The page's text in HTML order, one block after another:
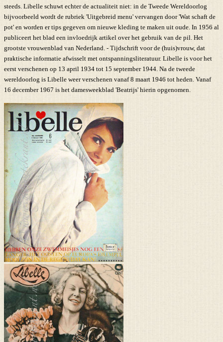
steeds. Libelle schuwt echter de actualiteit niet: in de Tweede Wereldoorlog
bijvoorbeeld wordt de rubriek 'Uitgebreid menu' vervangen door 'Wat schaft de
pot' en worden er tips gegeven om nieuwe kleding te maken uit oude. In 1956 al
publiceert het blad een invloedrijk artikel over het gebruik van de pil. Het
grootste vrouwenblad van Nederland. - Tijdschrift voor de (huis)vrouw, dat
praktische informatie afwisselt met ontspanningsliteratuur. Libelle is voor het
eerst verschenen op 13 april 1934 tot 15 september 1944. Na de tweede
wereldoorlog is Libelle weer verschenen vanaf 8 maart 1946 tot heden. Vanaf
16 december 1967 is het damesweekblad 'Beatrijs' hierin opgenomen.